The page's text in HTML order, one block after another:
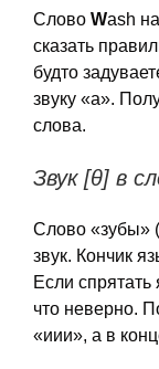
Слово Wash
сказать
будто
звуку «а».
слова.
Звук [θ] в
Слово «зубы»
звук. Кончик
Если спрятать
что неверно.
«иии», а в